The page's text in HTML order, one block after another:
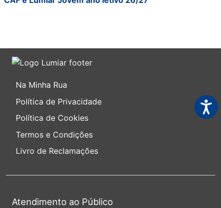
Na Minha Rua
Política de Privacidade
Política de Cookies
Termos e Condições
Livro de Reclamações
Atendimento ao Público